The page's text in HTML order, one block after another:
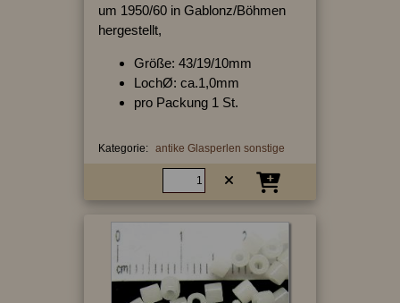
um 1950/60 in Gablonz/Böhmen
hergestellt,
Größe: 43/19/10mm
LochØ: ca.1,0mm
pro Packung 1 St.
Kategorie: antike Glasperlen sonstige